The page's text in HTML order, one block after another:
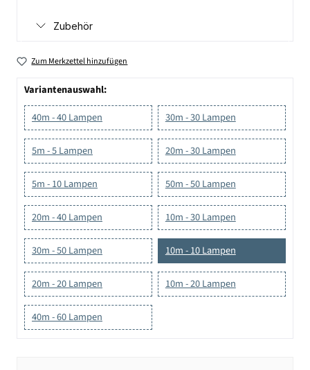
Zubehör
Zum Merkzettel hinzufügen
Variantenauswahl:
40m - 40 Lampen
30m - 30 Lampen
5m - 5 Lampen 20m - 30 Lampen
5m - 10 Lampen 50m - 50 Lampen
20m - 40 Lampen 10m - 30 Lampen
30m - 50 Lampen 10m - 10 Lampen
20m - 20 Lampen 10m - 20 Lampen
40m - 60 Lampen